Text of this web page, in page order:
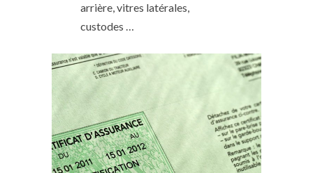
arrière, vitres latérales,
custodes …